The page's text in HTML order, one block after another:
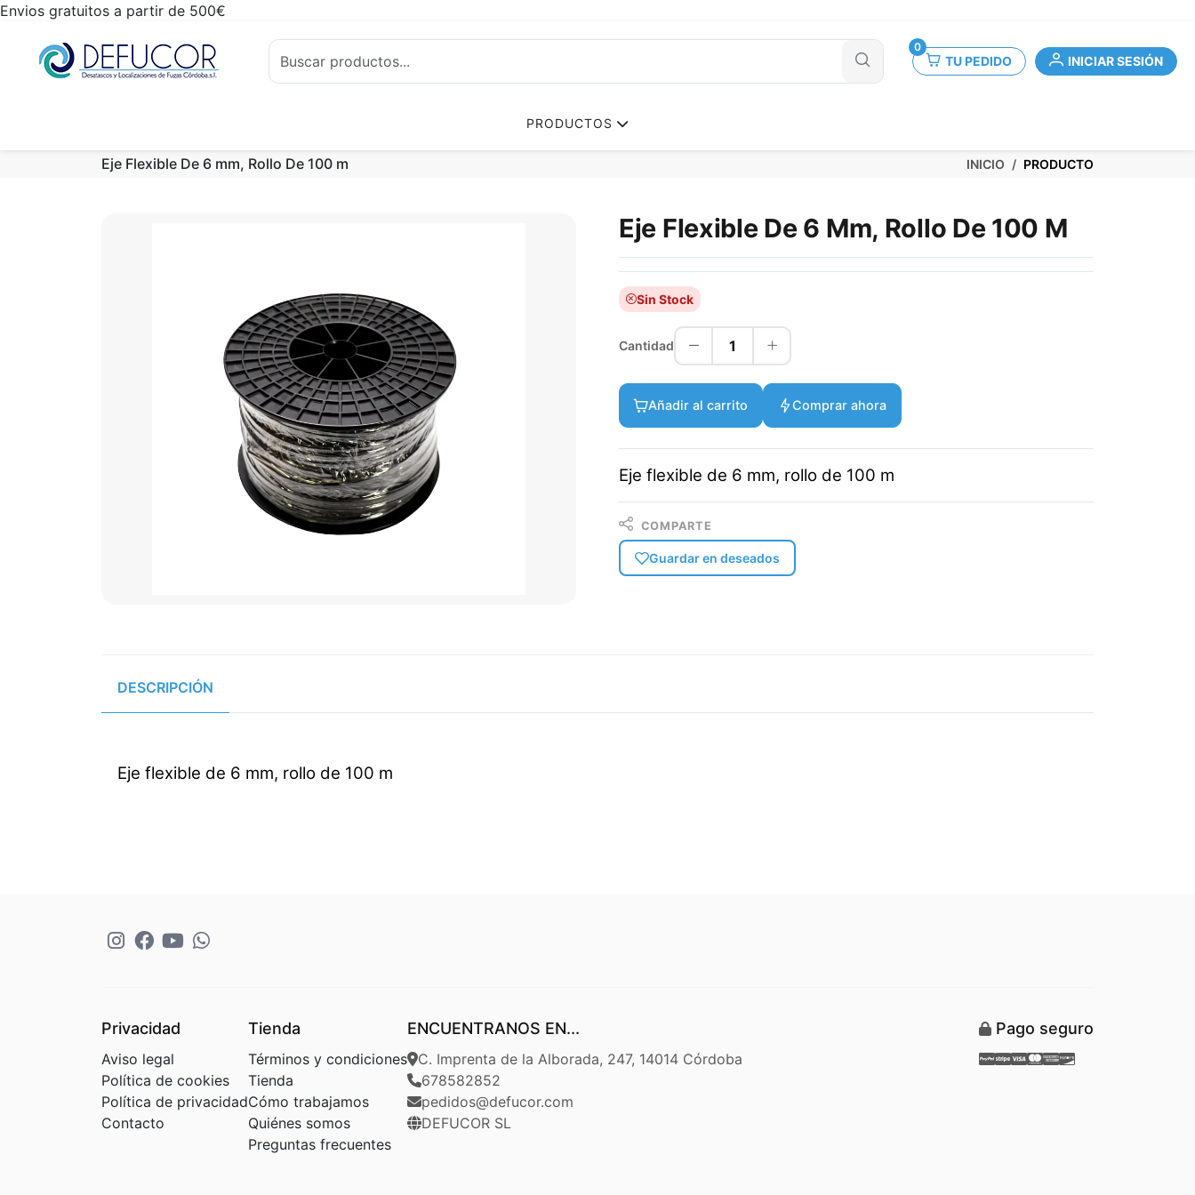
Envios gratuitos a partir de 500€
0
TU PEDIDO INICIAR SESIÓN
PRODUCTOS
Eje Flexible De 6 mm, Rollo De 100 m INICIO PRODUCTO
Eje Flexible De 6 Mm, Rollo De 100 M
Sin Stock
Cantidad 1
Añadir al carrito Comprar ahora
Eje flexible de 6 mm, rollo de 100 m
COMPARTE
Guardar en deseados
DESCRIPCIÓN
Eje flexible de 6 mm, rollo de 100 m
Privacidad
Aviso legal
Política de cookies
Política de privacidad
Contacto
Tienda
Términos y condiciones
Tienda
Cómo trabajamos
Quiénes somos
Preguntas frecuentes
ENCUENTRANOS EN...
C. Imprenta de la Alborada, 247, 14014 Córdoba
678582852
pedidos@defucor.com
DEFUCOR SL
Pago seguro
Paypal
Stripe
VisaMastercard
American Express
Discover